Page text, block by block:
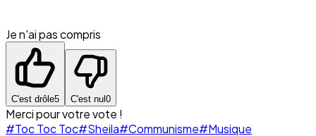
Je n'ai pas compris
C'est drôle5 C'est nul 0
Merci pour votre vote !
#Toc Toc Toc#Sheila#Communisme#Musique